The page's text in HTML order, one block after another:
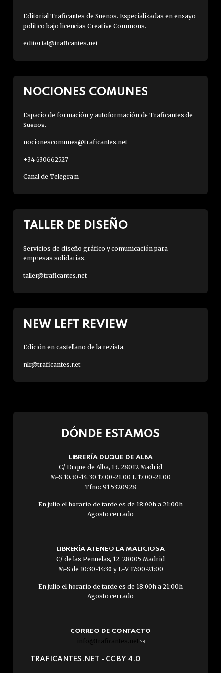
Editorial Traficantes de Sueños. Especializadas en ensayo
político bajo licencias Creative Commons.
editorial@traficantes.net
NOCIONES COMUNES
Espacio de formación y autoformación de Traficantes de
Sueños.
nocionescomunes@traficantes.net
+34 630662527
Canal de Telegram
TALLER DE DISEÑO
Servicios de diseño gráfico y comunicación para
empresas solidarias.
taller@traficantes.net
NEW LEFT REVIEW
Edición en castellano de la revista.
nlr@traficantes.net
DÓNDE ESTAMOS
LIBRERÍA DUQUE DE ALBA
C/ Duque de Alba, 13. 28012 Madrid
M-S 10.30-14.30 17.00-21.00 L 17.00-21.00
Tfno: 91 5320928
En julio el horario de tarde es de 18:00h a 21:00h
Agosto cerrado
LIBRERÍA ATENEO LA MALICIOSA
C/ de las Peñuelas, 12. 28005 Madrid
M-S de 10:30-14:30 y L-V 17:00-21:00
En julio el horario de tarde es de 18:00h a 21:00h
Agosto cerrado
CORREO DE CONTACTO
info@traficantes.net (link
e-
TRAFICANTES.NET - CC BY 4.0